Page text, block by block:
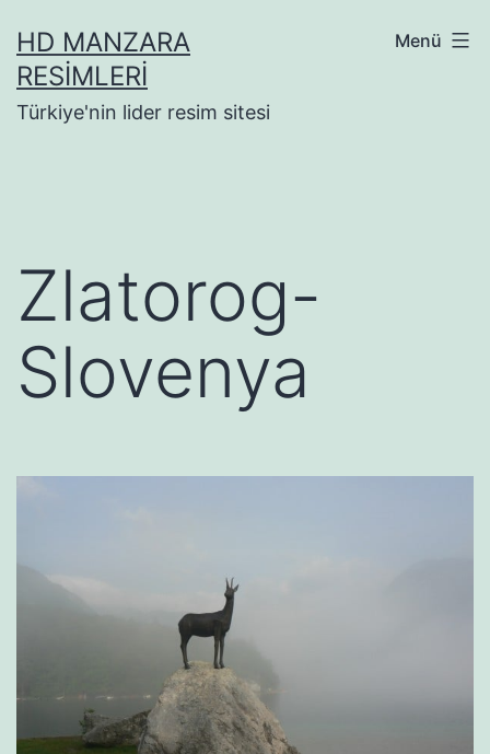
geçHD MANZARA
RESIMLERI
Türkiye'nin lider resim sitesi
Menü
Zlatorog-
Slovenya